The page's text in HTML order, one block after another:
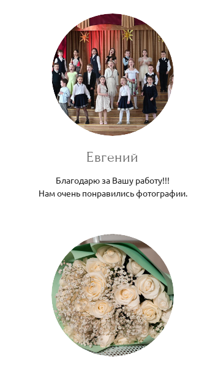
Евгений
Благодарю за Вашу работу!!!
Нам очень понравились фотографии.